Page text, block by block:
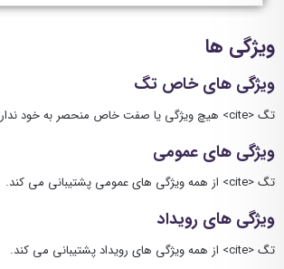
ویژگی ها
ویژگی های خاص تگ
تگ <cite> هیچ ویژگی یا صفت خاص منحصر به خود ندارد.
ویژگی های عمومی
تگ <cite> از همه ویژگی های عمومی پشتیبانی می کند.
ویژگی های رویداد
تگ <cite> از همه ویژگی های رویداد پشتیبانی می کند.